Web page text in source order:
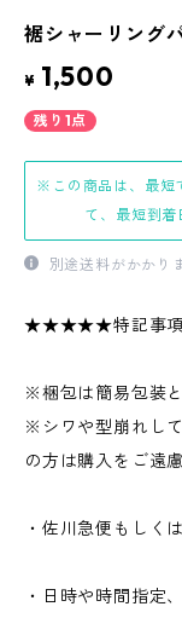
裾シャーリン
¥ 1,500
残り1点
※この商品は、最短
て、最短到着
別途送料がかかり
★★★★★特記事
※梱包は簡易包装
※シワや型崩れし
の方は購入をご遠
・佐川急便もしく
・日時や時間指定